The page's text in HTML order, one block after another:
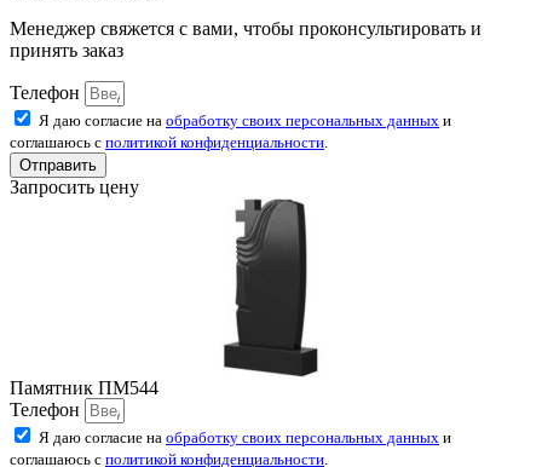
Менеджер свяжется с вами, чтобы проконсультировать и
принять заказ
Телефон
Я даю согласие на обработку своих персональных данных и
соглашаюсь с политикой конфиденциальности
Отправить
Запросить цену
Памятник ПМ544
Телефон
Я даю согласие на обработку своих персональных данных и
соглашаюсь с политикой конфиденциальности